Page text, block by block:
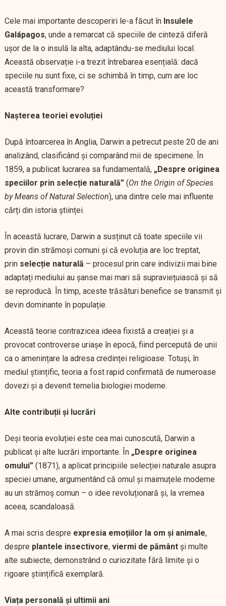
Cele mai importante descoperiri le-a făcut în Insulele
Galápagos, unde a remarcat că speciile de cinteză diferă
ușor de la o insulă la alta, adaptându-se mediului local.
Această observație i-a trezit întrebarea esențială: dacă
speciile nu sunt fixe, ci se schimbă în timp, cum are loc
această transformare?
Nașterea teoriei evoluției
După întoarcerea în Anglia, Darwin a petrecut peste 20 de ani
analizând, clasificând și comparând mii de specimene. În
1859, a publicat lucrarea sa fundamentală, „Despre originea
speciilor prin selecție naturală”(On the Origin of Species
by Means of Natural Selection), una dintre cele mai influente
cărți din istoria științei.
În această lucrare, Darwin a susținut că toate speciile vii
provin din strămoși comuni și că evoluția are loc treptat,
prin selecție naturală – procesul prin care indivizii mai bine
adaptați mediului au șanse mai mari să supraviețuiască și să
se reproducă. În timp, aceste trăsături benefice se transmit și
devin dominante în populație.
Această teorie contrazicea ideea fixistă a creației și a
provocat controverse uriașe în epocă, fiind percepută de unii
ca o amenințare la adresa credinței religioase. Totuși, în
mediul științific, teoria a fost rapid confirmată de numeroase
dovezi și a devenit temelia biologiei moderne.
Alte contribuții și lucrări
Deși teoria evoluției este cea mai cunoscută, Darwin a
publicat și alte lucrări importante. În „Despre originea
omului”(1871), a aplicat principiile selecției naturale asupra
speciei umane, argumentând că omul și maimuțele moderne
au un strămoș comun – o idee revoluționară și, la vremea
aceea, scandaloasă.
A mai scris despre expresia emoțiilor la om și animale,
despre plantele insectivore, viermi de pământși multe
alte subiecte, demonstrând o curiozitate fără limite și o
rigoare științifică exemplară.
Viața personală și ultimii ani